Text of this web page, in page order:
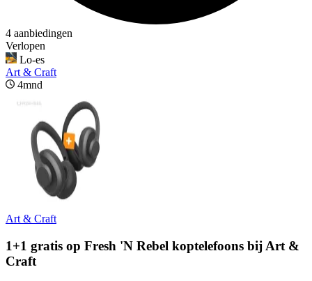
4 aanbiedingen
Verlopen
Lo-es
Art & Craft
4mnd
Art & Craft
1+1 gratis op Fresh 'N Rebel koptelefoons bij Art &
Craft